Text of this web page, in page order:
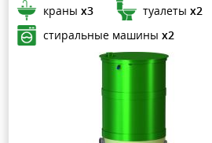
краны х3 туалеты х2
стиральные машины х2